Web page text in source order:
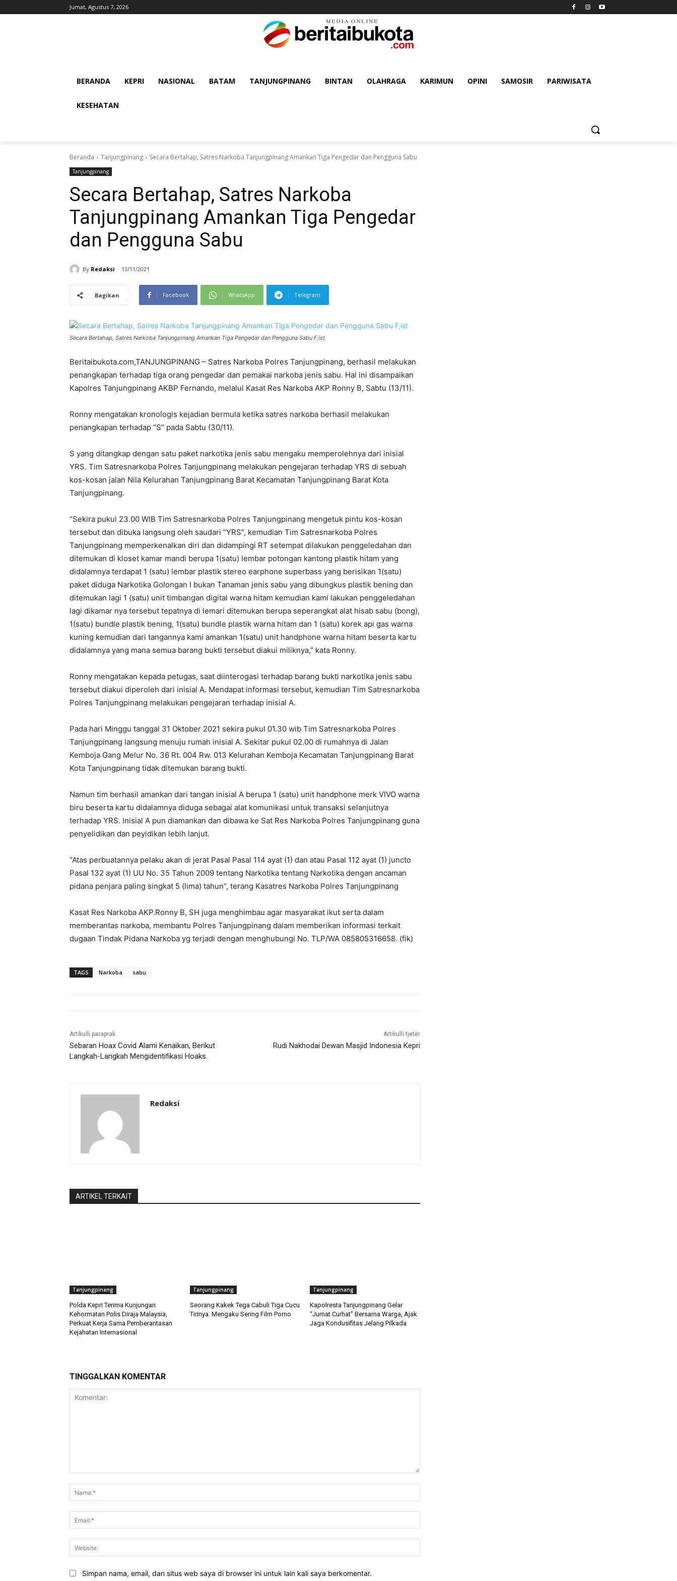
Jumat, Agustus 7, 2026
BERANDA KEPRI NASIONAL BATAM TANJUNGPINANG BINTAN OLAHRAGA KARIMUN OPINI SAMOSIR PARIWISATA
KESEHATAN
Beranda Tanjungpinang Secara Bertahap, Satres Narkoba Tanjungpinang Amankan Tiga Pengedar dan Pengguna Sabu
Tanjungpinang
Secara Bertahap, Satres Narkoba
Tanjungpinang Amankan Tiga Pengedar
dan Pengguna Sabu
By Redaksi 13/11/2021
Bagikan Facebook WhatsApp Telegram
Secara Bertahap, Satres Narkoba Tanjungpinang Amankan Tiga Pengedar dan Pengguna Sabu F,ist
Beritaibukota.com,TANJUNGPINANG – Satres Narkoba Polres Tanjungpinang, berhasil melakukan
penangkapan terhadap tiga orang pengedar dan pemakai narkoba jenis sabu. Hal ini disampaikan
Kapolres Tanjungpinang AKBP Fernando, melalui Kasat Res Narkoba AKP Ronny B, Sabtu (13/11).
Ronny mengatakan kronologis kejadian bermula ketika satres narkoba berhasil melakukan
penangkapan terhadap “S” pada Sabtu (30/11).
S yang ditangkap dengan satu paket narkotika jenis sabu mengaku memperolehnya dari inisial
YRS. Tim Satresnarkoba Polres Tanjungpinang melakukan pengejaran terhadap YRS di sebuah
kos-kosan jalan Nila Kelurahan Tanjungpinang Barat Kecamatan Tanjungpinang Barat Kota
Tanjungpinang.
“Sekira pukul 23.00 WIB Tim Satresnarkoba Polres Tanjungpinang mengetuk pintu kos-kosan
tersebut dan dibuka langsung oleh saudari ”YRS”, kemudian Tim Satresnarkoba Polres
Tanjungpinang memperkenalkan diri dan didampingi RT setempat dilakukan penggeledahan dan
ditemukan di kloset kamar mandi berupa 1(satu) lembar potongan kantong plastik hitam yang
didalamnya terdapat 1 (satu) lembar plastik stereo earphone superbass yang berisikan 1(satu)
paket diduga Narkotika Golongan I bukan Tanaman jenis sabu yang dibungkus plastik bening dan
ditemukan lagi 1 (satu) unit timbangan digital warna hitam kemudian kami lakukan penggeledahan
lagi dikamar nya tersebut tepatnya di lemari ditemukan berupa seperangkat alat hisab sabu (bong),
1(satu) bundle plastik bening, 1(satu) bundle plastik warna hitam dan 1 (satu) korek api gas warna
kuning kemudian dari tangannya kami amankan 1(satu) unit handphone warna hitam beserta kartu
didalamnya yang mana semua barang bukti tersebut diakui miliknya,” kata Ronny.
Ronny mengatakan kepada petugas, saat diinterogasi terhadap barang bukti narkotika jenis sabu
tersebut diakui diperoleh dari inisial A. Mendapat informasi tersebut, kemudian Tim Satresnarkoba
Polres Tanjungpinang melakukan pengejaran terhadap inisial A.
Pada hari Minggu tanggal 31 Oktober 2021 sekira pukul 01.30 wib Tim Satresnarkoba Polres
Tanjungpinang langsung menuju rumah inisial A. Sekitar pukul 02.00 di rumahnya di Jalan
Kemboja Gang Melur No. 36 Rt. 004 Rw. 013 Kelurahan Kemboja Kecamatan Tanjungpinang Barat
Kota Tanjungpinang tidak ditemukan barang bukti.
Namun tim berhasil amankan dari tangan inisial A berupa 1 (satu) unit handphone merk VIVO warna
biru beserta kartu didalamnya diduga sebagai alat komunikasi untuk transaksi selanjutnya
terhadap YRS. Inisial A pun diamankan dan dibawa ke Sat Res Narkoba Polres Tanjungpinang guna
penyelidikan dan peyidikan lebih lanjut.
“Atas perbuatannya pelaku akan di jerat Pasal Pasal 114 ayat (1) dan atau Pasal 112 ayat (1) juncto
Pasal 132 ayat (1) UU No. 35 Tahun 2009 tentang Narkotika tentang Narkotika dengan ancaman
pidana penjara paling singkat 5 (lima) tahun”, terang Kasatres Narkoba Polres Tanjungpinang
Kasat Res Narkoba AKP.Ronny B, SH juga menghimbau agar masyarakat ikut serta dalam
memberantas narkoba, membantu Polres Tanjungpinang dalam memberikan informasi terkait
dugaan Tindak Pidana Narkoba yg terjadi dengan menghubungi No. TLP/WA 085805316658. (fik)
TAGS Narkoba sabu
Artikulli paraprak
Sebaran Hoax Covid Alami Kenaikan, Berikut
Langkah-Langkah Mengidentifikasi Hoaks.
Artikulli tjetër
Rudi Nakhodai Dewan Masjid Indonesia Kepri
Redaksi
ARTIKEL TERKAIT
Tanjungpinang
Polda Kepri Terima Kunjungan
Kehormatan Polis Diraja Malaysia,
Perkuat Kerja Sama Pemberantasan
Kejahatan Internasional
Tanjungpinang
Seorang Kakek Tega Cabuli Tiga Cucu
Tirinya. Mengaku Sering Film Porno
Tanjungpinang
Kapolresta Tanjungpinang Gelar
“Jumat Curhat” Bersama Warga, Ajak
Jaga Kondusifitas Jelang Pilkada
TINGGALKAN KOMENTAR
Simpan nama, email, dan situs web saya di browser ini untuk lain kali saya berkomentar.